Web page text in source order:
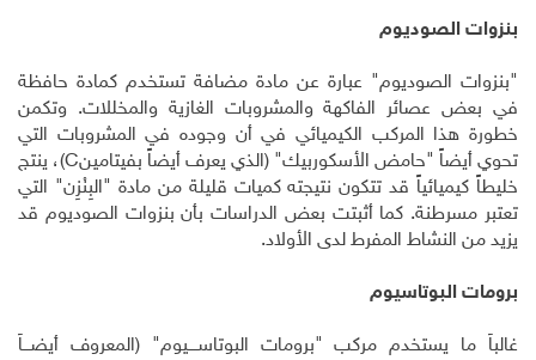
بنزوات الصوديوم
"بنزوات الصوديوم" عبارة عن مادة مضافة تستخدم كمادة حافظة
في بعض عصائر الفاكهة والمشروبات الغازية والمخللات. وتكمن
خطورة هذا المركب الكيميائي في أن وجوده في المشروبات التي
تحوي أيضاً "حامض الأسكوربيك" (الذي يعرف أيضاً بفيتامينC)، ينتج
خليطاً كيميائياً قد تتكون نتيجته كميات قليلة من مادة "البِنْزِن" التي
تعتبر مسرطنة. كما أثبتت بعض الدراسات بأن بنزوات الصوديوم قد
يزيد من النشاط المفرط لدى الأولاد.
برومات البوتاسيوم
غالباً ما يستخدم مركب "برومات البوتاســــيوم" (المعروف أيضـــاً